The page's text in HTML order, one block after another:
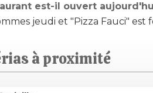
est-il ouvert
jeudi et "Pizza Fauci" est
à proximité